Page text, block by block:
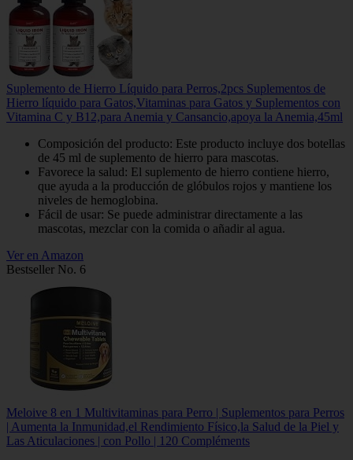
Suplemento de Hierro Líquido para Perros,2pcs Suplementos de
Hierro líquido para Gatos,Vitaminas para Gatos y Suplementos con
Vitamina C y B12,para Anemia y Cansancio,apoya la Anemia,45ml
Composición del producto: Este producto incluye dos botellas
de 45 ml de suplemento de hierro para mascotas.
Favorece la salud: El suplemento de hierro contiene hierro,
que ayuda a la producción de glóbulos rojos y mantiene los
niveles de hemoglobina.
Fácil de usar: Se puede administrar directamente a las
mascotas, mezclar con la comida o añadir al agua.
Ver en Amazon
Bestseller No. 6
Meloive 8 en 1 Multivitaminas para Perro | Suplementos para Perros
| Aumenta la Inmunidad,el Rendimiento Físico,la Salud de la Piel y
Las Aticulaciones | con Pollo | 120 Compléments